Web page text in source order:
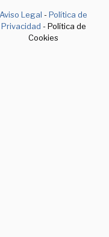
Aviso Legal -Política de
Privacidad - Política de
Cookies